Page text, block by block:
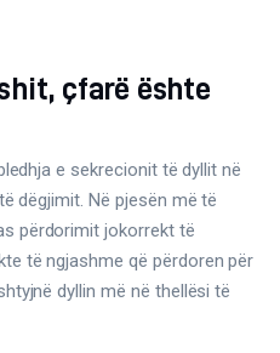
çfarë ështe
e sekrecionit të dyllit në
dëgjimit. Në pjesën më të
përdorimit jokorrekt të
të ngjashme që përdoren për
dyllin më në thellësi të